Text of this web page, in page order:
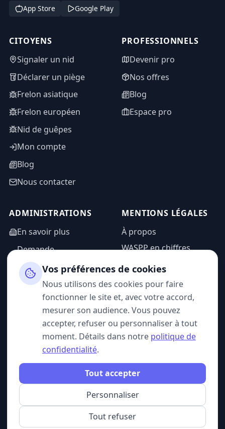
App Store Google Play
CITOYENS
Signaler un nid
Déclarer un piège
Frelon asiatique
Frelon européen
Nid de guêpes
Mon compte
Blog
Nous contacter
PROFESSIONNELS
Devenir pro
Nos offres
Blog
Espace pro
ADMINISTRATIONS
En savoir plus
Demande
d'information
Espace admin
MENTIONS LÉGALES
À propos
WASPP en chiffres
Mentions légales
Politique de
confidentialité
CGU
SUIVEZ-NOUS
© 2026 WASPP. Tous droits réservés.
Gérer mes cookies
Belgique · France
Vos préférences de cookies
Nous utilisons des cookies pour faire
fonctionner le site et, avec votre accord,
mesurer son audience. Vous pouvez
accepter, refuser ou personnaliser à tout
moment. Détails dans notre politique de
confidentialité.
Tout refuser
Personnaliser
Tout accepter